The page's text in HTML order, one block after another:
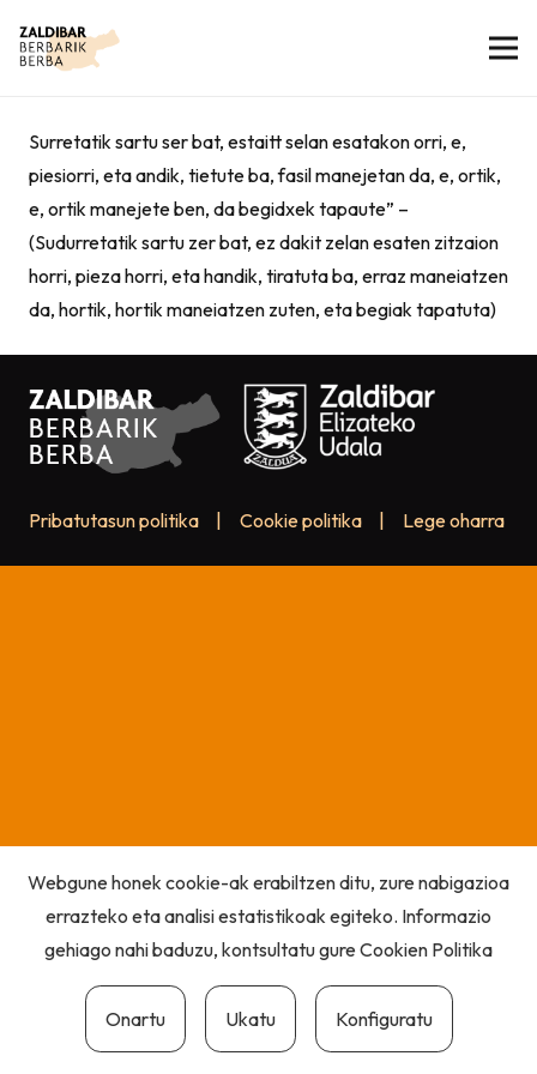
Surretatik sartu ser bat, estaitt selan esatakon orri, e,
piesiorri, eta andik, tietute ba, fasil manejetan da, e, ortik,
e, ortik manejete ben, da begidxek tapaute” –
(Sudurretatik sartu zer bat, ez dakit zelan esaten zitzaion
horri, pieza horri, eta handik, tiratuta ba, erraz maneiatzen
da, hortik, hortik maneiatzen zuten, eta begiak tapatuta)
Pribatutasun politika Cookie politika Lege oharra
Webgune honek cookie-ak erabiltzen ditu, zure nabigazioa
errazteko eta analisi estatistikoak egiteko. Informazio
gehiago nahi baduzu, kontsultatu gureCookien Politika
Onartu Ukatu Konfiguratu